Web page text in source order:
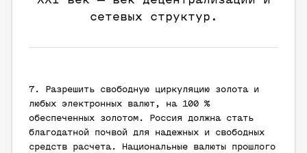
сетевых структур.
7. Разрешить свободную циркуляцию золота и
любых электронных валют, на 100 %
обеспеченных золотом. Россия должна стать
благодатной почвой для надежных и свободных
средств расчета. Национальные валюты прошлого